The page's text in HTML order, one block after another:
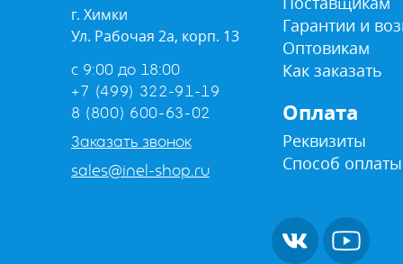
г. Химки
Ул. Рабочая 2а, корп. 13
с 9:00 до 18:00
+7 (499) 322-91-19
8 (800) 600-63-02
Заказать звонок
sales@inel-shop.ru
Гарантии и
Оптовикам
Как заказать
Оплата
Реквизиты
Способ оплаты